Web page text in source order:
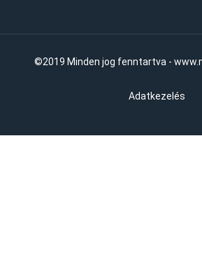
©2019 Minden jog fenntartva -
Adatkezelés